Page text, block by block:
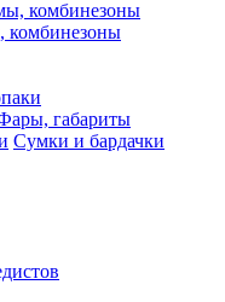
комбинезоны
габариты
Сумки и бардачки